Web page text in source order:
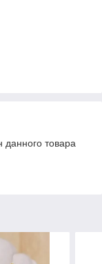
товара